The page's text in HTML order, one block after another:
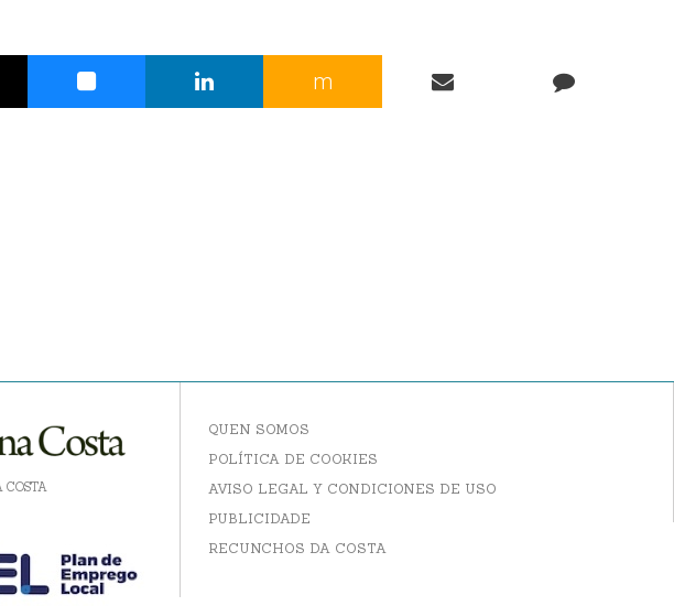
m
COSTA
QUEN SOMOS
POLÍTICA DE COOKIES
AVISO LEGAL Y CONDICIONES DE USO
PUBLICIDADE
RECUNCHOS DA COSTA